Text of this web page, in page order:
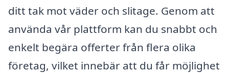
ditt tak mot väder och slitage. Genom att
använda vår plattform kan du snabbt och
enkelt begära offerter från flera olika
företag, vilket innebär att du får möjlighet